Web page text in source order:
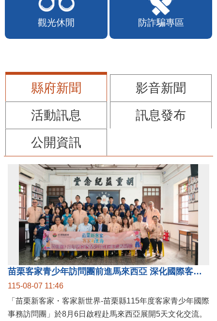
觀光休閒 防詐騙專區
縣府新聞
影音新聞
活動訊息
訊息發布
公開資訊
苗栗客家青少年訪問團前進馬來西亞 深化國際客家文化交流
115-08-07 11:46
「苗栗新客家・客家新世界-苗栗縣115年度客家青少年國際
事務訪問團」於8月6日啟程赴馬來西亞展開5天文化交流。